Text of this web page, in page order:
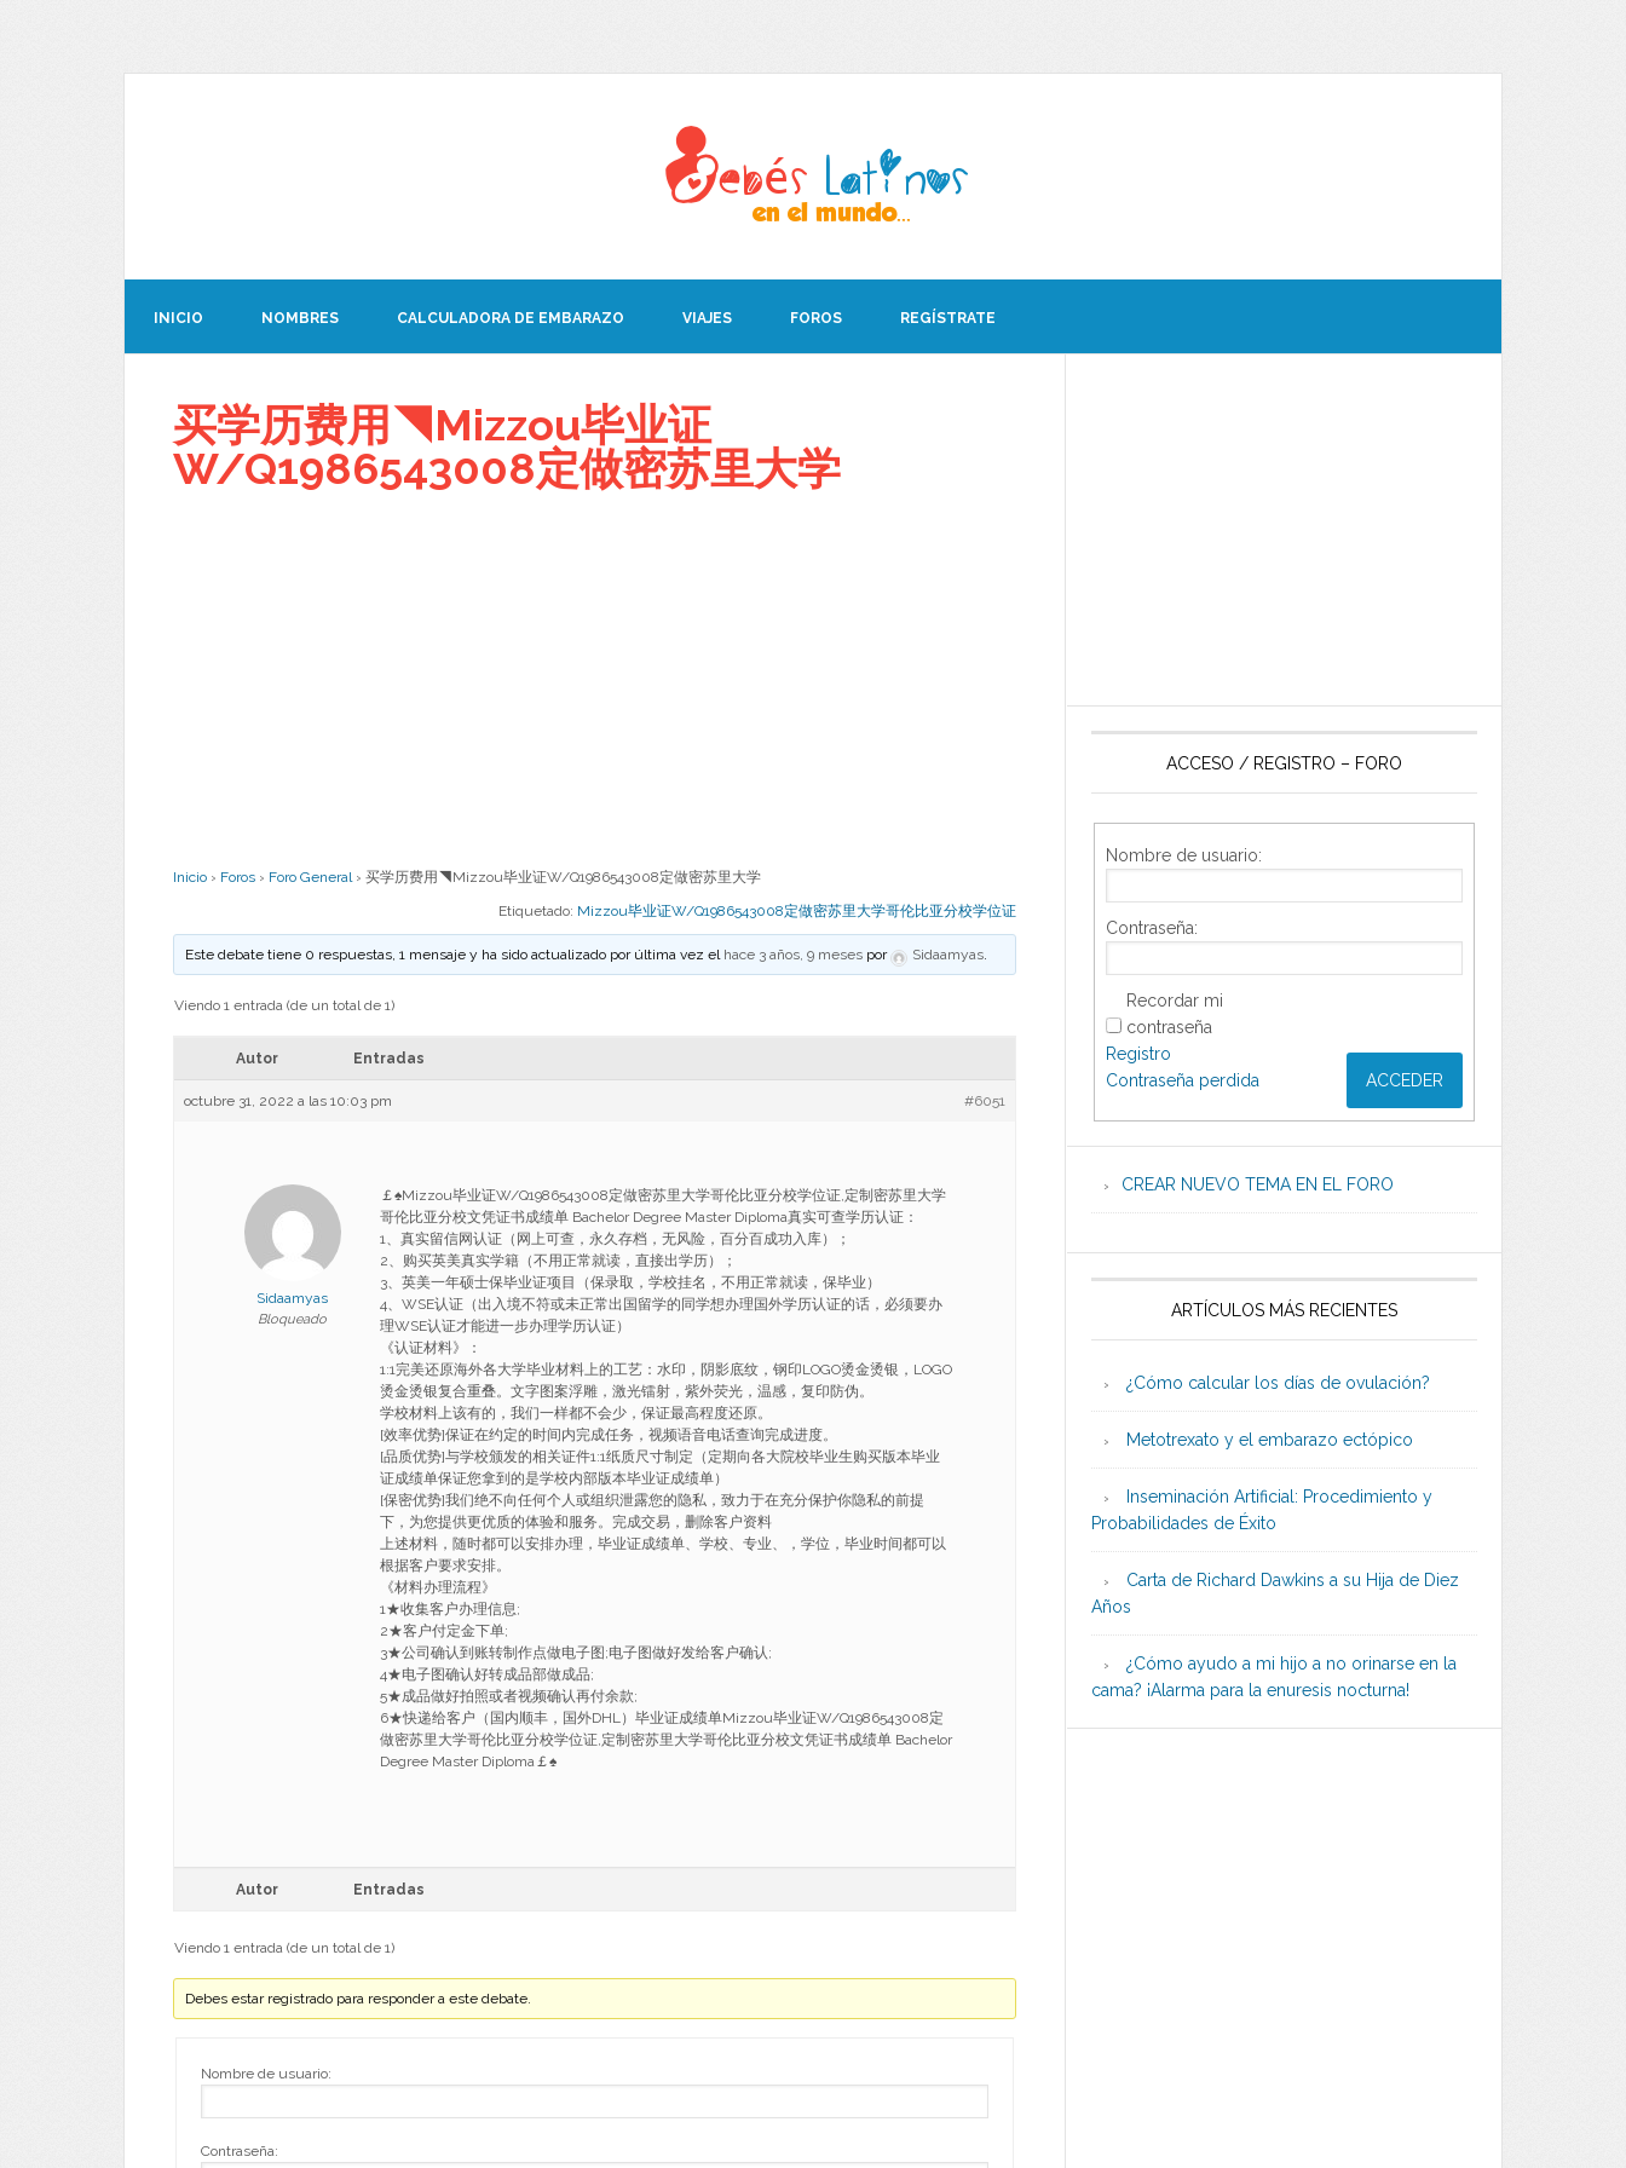
INICIO NOMBRES CALCULADORA DE EMBARAZO VIAJES FOROS REGÍSTRATE
买学历费用◥Mizzou毕业证
W/Q1986543008定做密苏里大学
Inicio › Foros › Foro General › 买学历费用◥Mizzou毕业证W/Q1986543008定做密苏里大学
Etiquetado: Mizzou毕业证W/Q1986543008定做密苏里大学哥伦比亚分校学位证
Este debate tiene 0 respuestas, 1 mensaje y ha sido actualizado por última vez el hace 3 años, 9 meses por Sidaamyas.
Viendo 1 entrada (de un total de 1)
Autor Entradas
octubre 31, 2022 a las 10:03 pm #6051
Sidaamyas
Bloqueado
￡♠Mizzou毕业证W/Q1986543008定做密苏里大学哥伦比亚分校学位证,定制密苏里大学
哥伦比亚分校文凭证书成绩单 Bachelor Degree Master Diploma真实可查学历认证：
1、真实留信网认证（网上可查，永久存档，无风险，百分百成功入库）；
2、购买英美真实学籍（不用正常就读，直接出学历）；
3、英美一年硕士保毕业证项目（保录取，学校挂名，不用正常就读，保毕业）
4、WSE认证（出入境不符或未正常出国留学的同学想办理国外学历认证的话，必须要办
理WSE认证才能进一步办理学历认证）
《认证材料》：
1:1完美还原海外各大学毕业材料上的工艺：水印，阴影底纹，钢印LOGO烫金烫银，LOGO
烫金烫银复合重叠。文字图案浮雕，激光镭射，紫外荧光，温感，复印防伪。
学校材料上该有的，我们一样都不会少，保证最高程度还原。
[效率优势]保证在约定的时间内完成任务，视频语音电话查询完成进度。
[品质优势]与学校颁发的相关证件1:1纸质尺寸制定（定期向各大院校毕业生购买版本毕业
证成绩单保证您拿到的是学校内部版本毕业证成绩单）
[保密优势]我们绝不向任何个人或组织泄露您的隐私，致力于在充分保护你隐私的前提
下，为您提供更优质的体验和服务。完成交易，删除客户资料
上述材料，随时都可以安排办理，毕业证成绩单、学校、专业、，学位，毕业时间都可以
根据客户要求安排。
《材料办理流程》
1★收集客户办理信息;
2★客户付定金下单;
3★公司确认到账转制作点做电子图;电子图做好发给客户确认;
4★电子图确认好转成品部做成品;
5★成品做好拍照或者视频确认再付余款;
6★快递给客户（国内顺丰，国外DHL）毕业证成绩单Mizzou毕业证W/Q1986543008定
做密苏里大学哥伦比亚分校学位证,定制密苏里大学哥伦比亚分校文凭证书成绩单 Bachelor
Degree Master Diploma￡♠
Autor Entradas
Viendo 1 entrada (de un total de 1)
Debes estar registrado para responder a este debate.
Nombre de usuario:
Contraseña:
ACCESO / REGISTRO – FORO
Nombre de usuario:
Contraseña:
Recordar mi
contraseña
ACCEDER
Registro
Contraseña perdida
CREAR NUEVO TEMA EN EL FORO
ARTÍCULOS MÁS RECIENTES
¿Cómo calcular los días de ovulación?
Metotrexato y el embarazo ectópico
Inseminación Artificial: Procedimiento y
Probabilidades de Éxito
Carta de Richard Dawkins a su Hija de Diez
Años
¿Cómo ayudo a mi hijo a no orinarse en la
cama? ¡Alarma para la enuresis nocturna!